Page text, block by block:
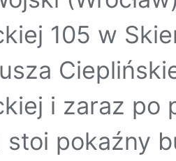
105 w
i zaraz po
stoi pokaźny